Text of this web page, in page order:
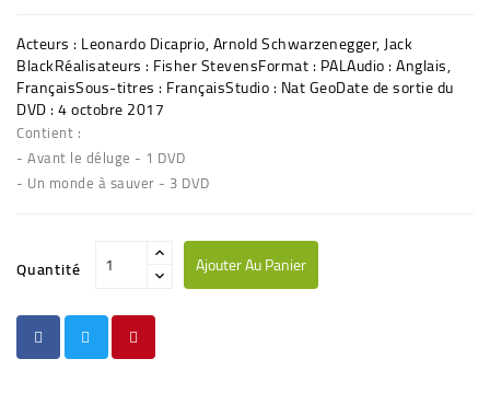
Acteurs :Leonardo Dicaprio, Arnold Schwarzenegger, Jack
BlackRéalisateurs :Fisher StevensFormat :PALAudio :Anglais,
FrançaisSous-titres :FrançaisStudio :Nat GeoDate de sortie du
DVD :4 octobre 2017
Contient :
- Avant le déluge - 1 DVD
- Un monde à sauver - 3 DVD
Quantité Ajouter Au Panier